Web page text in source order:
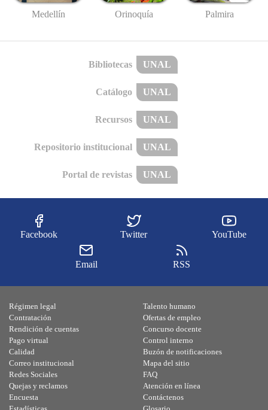
Medellín Orinoquía Palmira
Bibliotecas UNAL
Catálogo UNAL
Recursos UNAL
Repositorio institucional UNAL
Portal de revistas UNAL
Facebook Twitter YouTube
Email RSS
Régimen legal
Contratación
Rendición de cuentas
Pago virtual
Calidad
Talento humano
Ofertas de empleo
Concurso docente
Control interno
Buzón de notificaciones
Correo institucional
Redes Sociales
Quejas y reclamos
Encuesta
Mapa del sitio
FAQ
Atención en línea
Contáctenos